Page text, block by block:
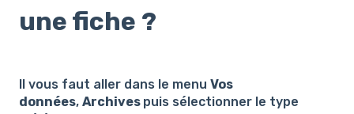
une fiche ?
Il vous faut aller dans le menu Vos
données, Archives puis sélectionner le type